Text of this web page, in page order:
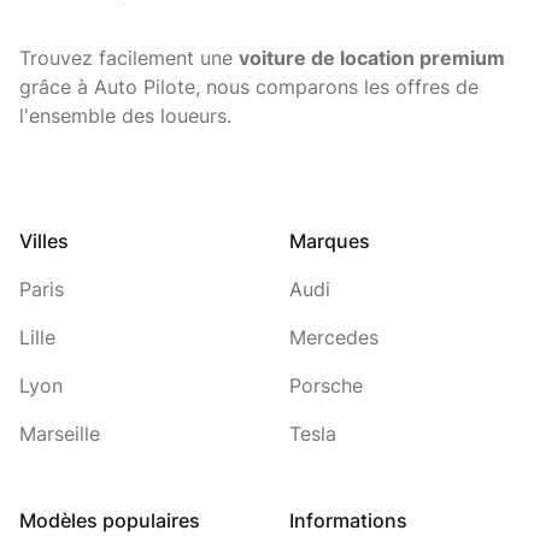
Trouvez facilement une voiture de location premium
grâce à Auto Pilote, nous comparons les offres de
l'ensemble des loueurs.
Villes
Paris
Lille
Lyon
Marseille
Modèles populaires
Marques
Audi
Mercedes
Porsche
Tesla
Informations